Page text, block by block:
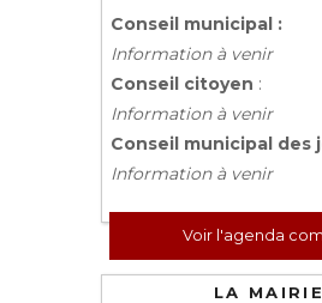
Conseil municipal :
Information à venir
Conseil citoyen :
Information à venir
Conseil municipal des
Information à venir
Voir l'agenda
LA MAIRIE